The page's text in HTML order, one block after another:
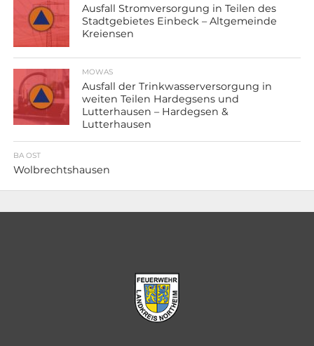
Ausfall Stromversorgung in Teilen des
Stadtgebietes Einbeck – Altgemeinde
Kreiensen
MOWAS
Ausfall der Trinkwasserversorgung in
weiten Teilen Hardegsens und
Lutterhausen – Hardegsen &
Lutterhausen
BA OST
Wolbrechtshausen